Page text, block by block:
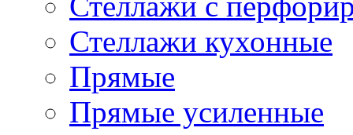
Стеллажи кухонные
Прямые
Прямые усиленные